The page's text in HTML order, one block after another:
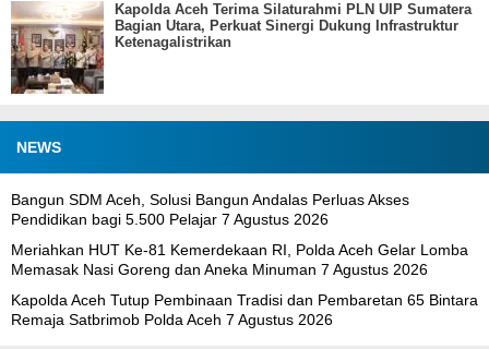
Kapolda Aceh Terima Silaturahmi PLN UIP Sumatera
Bagian Utara, Perkuat Sinergi Dukung Infrastruktur
Ketenagalistrikan
NEWS
Bangun SDM Aceh, Solusi Bangun Andalas Perluas Akses
Pendidikan bagi 5.500 Pelajar 7 Agustus 2026
Meriahkan HUT Ke-81 Kemerdekaan RI, Polda Aceh Gelar Lomba
Memasak Nasi Goreng dan Aneka Minuman 7 Agustus 2026
Kapolda Aceh Tutup Pembinaan Tradisi dan Pembaretan 65 Bintara
Remaja Satbrimob Polda Aceh 7 Agustus 2026